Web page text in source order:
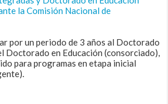
la Comisión Nacional de
por un periodo de 3 años al Doctorado
Doctorado en Educación (consorciado),
para programas en etapa inicial